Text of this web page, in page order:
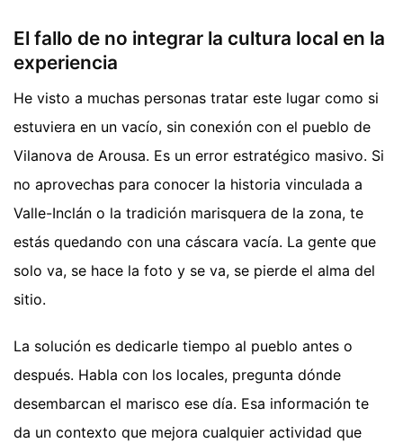
El fallo de no integrar la cultura local en la
experiencia
He visto a muchas personas tratar este lugar como si
estuviera en un vacío, sin conexión con el pueblo de
Vilanova de Arousa. Es un error estratégico masivo. Si
no aprovechas para conocer la historia vinculada a
Valle-Inclán o la tradición marisquera de la zona, te
estás quedando con una cáscara vacía. La gente que
solo va, se hace la foto y se va, se pierde el alma del
sitio.
La solución es dedicarle tiempo al pueblo antes o
después. Habla con los locales, pregunta dónde
desembarcan el marisco ese día. Esa información te
da un contexto que mejora cualquier actividad que